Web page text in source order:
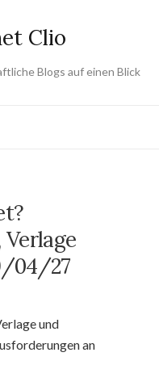
Clio
Blogs auf einen Blick
04/27
und
an